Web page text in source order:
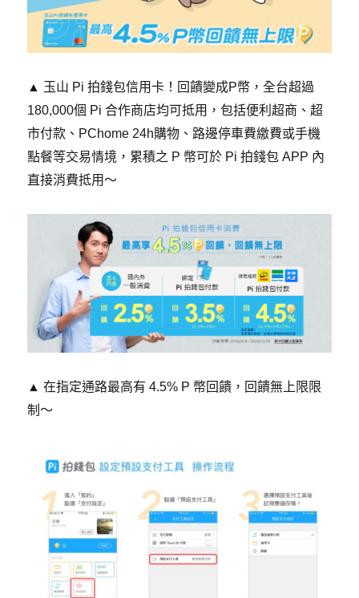
​▲ 玉山 Pi 拍錢包信用卡 ！回饋變成P幣，全台超過
180,000個 Pi 合作商店均可抵用，包括便利超商、超
市付款、PChome 24h購物、路邊停車費繳費或手機
點餐等交易情境，累積之 P 幣可於 Pi 拍錢包 APP 內
直接消費抵用～
▲ 在指定通路最高有 4.5% P 幣回饋，回饋無上限限
制～